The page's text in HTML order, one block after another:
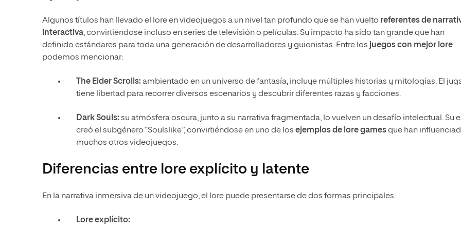
Algunos títulos han llevado el lore en videojuegos a un nivel tan profundo que se han vuelto referentes de
interactiva, convirtiéndose incluso en series de televisión o películas. Su impacto ha sido tan grande que han
definido estándares para toda una generación de desarrolladores y guionistas. Entre los juegos con mejor lore
podemos mencionar:
The Elder Scrolls: ambientado en un universo de fantasía, incluye múltiples historias y mitologías. El
tiene libertad para recorrer diversos escenarios y descubrir diferentes razas y facciones.
Dark Souls: su atmósfera oscura, junto a su narrativa fragmentada, lo vuelven un desafío intelectual. Su
creó el subgénero “Soulslike”, convirtiéndose en uno de los ejemplos de lore gamesque han
muchos otros videojuegos.
Diferencias entre lore explícito y latente
En la narrativa inmersiva de un videojuego, el lore puede presentarse de dos formas principales.
Lore explícito: